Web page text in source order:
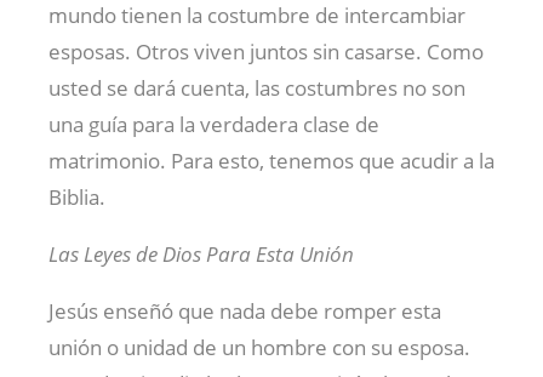
mundo tienen la costumbre de intercambiar
esposas. Otros viven juntos sin casarse. Como
usted se dará cuenta, las costumbres no son
una guía para la verdadera clase de
matrimonio. Para esto, tenemos que acudir a la
Biblia.
Las Leyes de Dios Para Esta Unión
Jesús enseñó que nada debe romper esta
unión o unidad de un hombre con su esposa.